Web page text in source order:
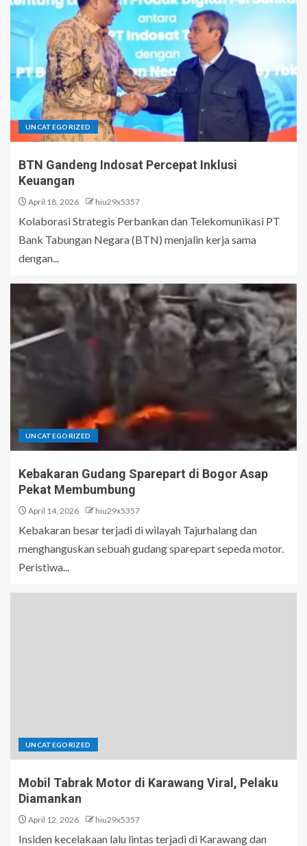
UNCATEGORIZED
BTN Gandeng Indosat Percepat Inklusi
Keuangan
April 18, 2026 hiu29x5357
Kolaborasi Strategis Perbankan dan Telekomunikasi PT
Bank Tabungan Negara (BTN) menjalin kerja sama
dengan...
UNCATEGORIZED
Kebakaran Gudang Sparepart di Bogor Asap
Pekat Membumbung
April 14, 2026 hiu29x5357
Kebakaran besar terjadi di wilayah Tajurhalang dan
menghanguskan sebuah gudang sparepart sepeda motor.
Peristiwa...
UNCATEGORIZED
Mobil Tabrak Motor di Karawang Viral, Pelaku
Diamankan
April 12, 2026 hiu29x5357
Insiden kecelakaan lalu lintas terjadi di Karawang dan